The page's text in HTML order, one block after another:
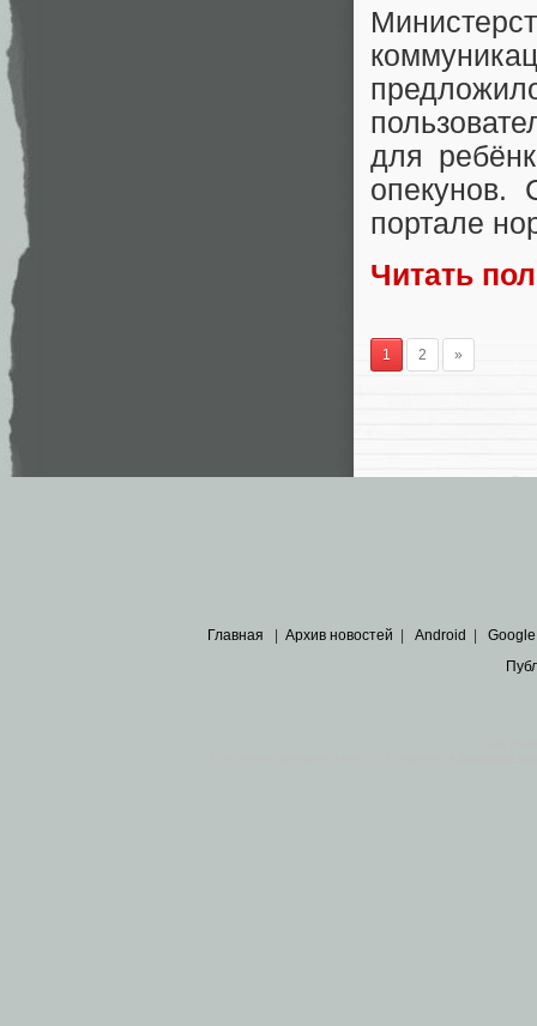
для
опекунов.
портале
Читать
1 2 »
Главная | Архив новостей | Android | Google